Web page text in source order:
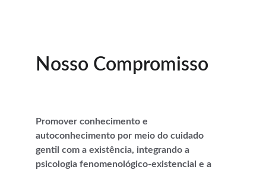
Nosso Compromisso
Promover conhecimento e
autoconhecimento por meio do cuidado
gentil com a existência, integrando a
psicologia fenomenológico-existencial e a